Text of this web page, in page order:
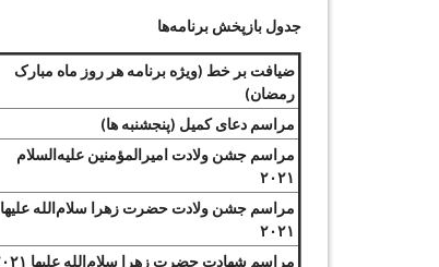
جدول بازپخش برنامه‌ها
ضیافت بر خط (ویژه برنامه هر روز ماه مبارک
رمضان)
مراسم دعای کمیل (پنجشنبه ها)
مراسم جشن ولادت امیرالمؤمنین علیه‌السلام
۲۰۲۱
مراسم جشن ولادت حضرت زهرا سلام‌الله علیها
۲۰۲۱
مراسم شهادت حضرت زهرا سلام‌الله علیها ۲۰۲۱